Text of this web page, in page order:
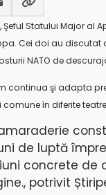
Statului Major al
Cei doi au discutat
NATO de
continua şi adapta
în diferite
de luptă
concrete de
potrivit